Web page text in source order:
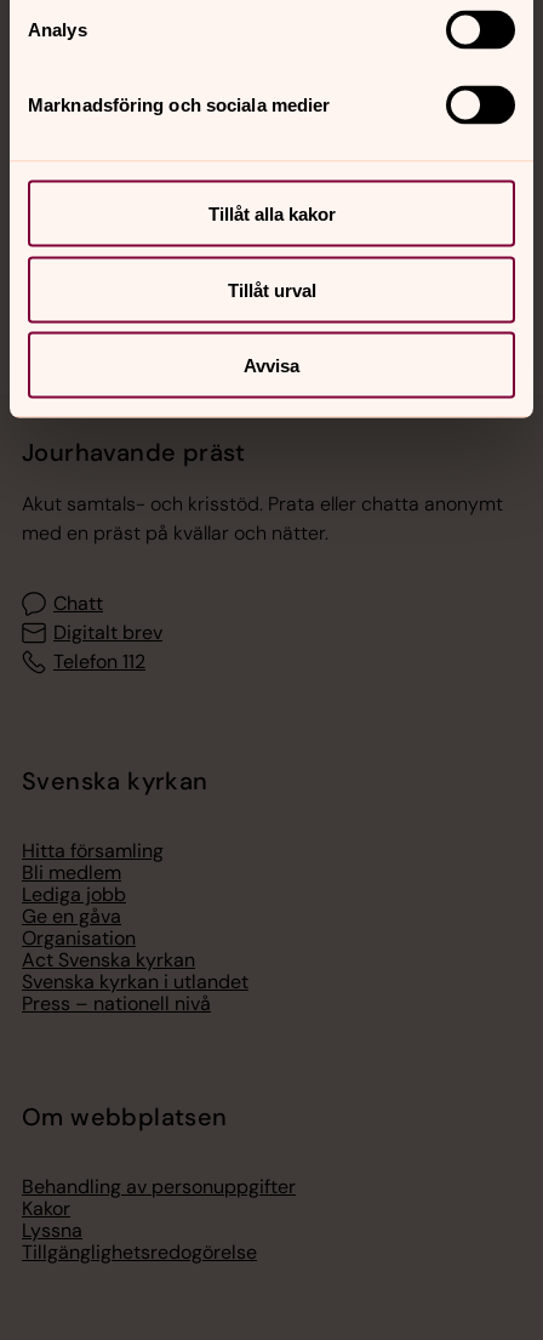
Analys
Marknadsföring och sociala medier
Tillåt alla kakor
Tillåt urval
Avvisa
Hitta snabbt
Sociala kanaler
Jourhavande präst
Akut samtals- och krisstöd. Prata eller chatta anonymt
med en präst på kvällar och nätter.
Chatt
Digitalt brev
Telefon 112
Svenska kyrkan
Hitta församling
Bli medlem
Lediga jobb
Ge en gåva
Organisation
Act Svenska kyrkan
Svenska kyrkan i utlandet
Press – nationell nivå
Om webbplatsen
Behandling av personuppgifter
Kakor
Lyssna
Tillgänglighetsredogörelse